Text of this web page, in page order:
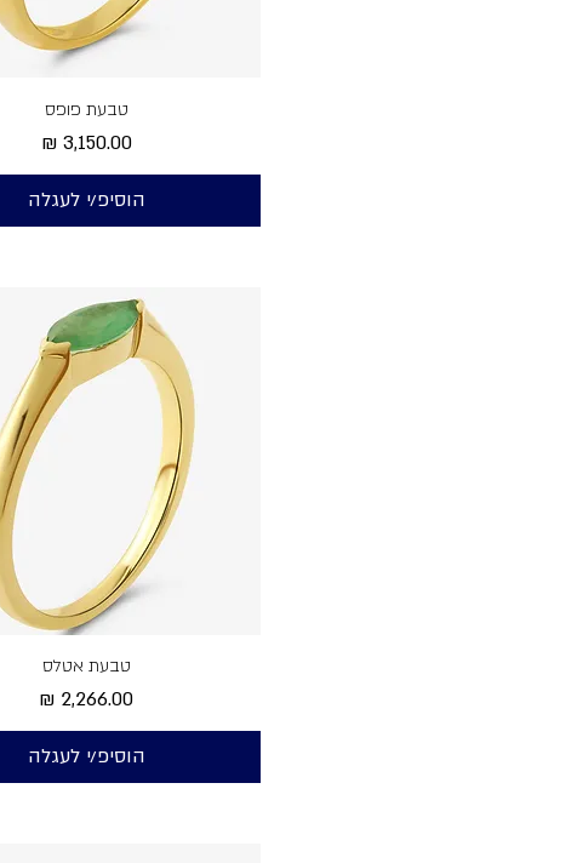
טבעת פופס
מחיר‏3,150.00 ‏₪
הוסיפ/י לעגלה
טבעת אטלס
מחיר
הוסיפ/י לעגלה